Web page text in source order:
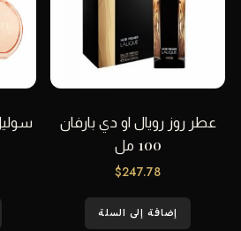
عطر روز رويال او دي بارفان
100 مل
$247.78
إضافة إلى السلة